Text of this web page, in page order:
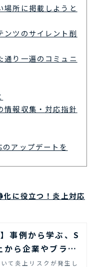
所に掲載しようと
ツのサイレント削
り一遍のコミュニ
情報収集・対応指針
アップデートを
化に役立つ！炎上対応
】事例から学ぶ、S
から企業やブラン
対応のポイント
て炎上リスクが発生し